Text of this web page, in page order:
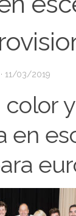
· 11/03/2019
color
en